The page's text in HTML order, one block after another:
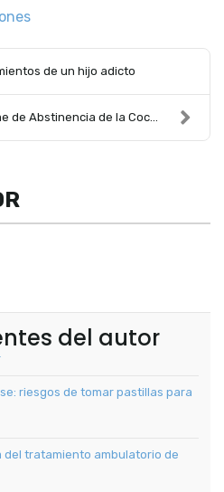
de un hijo adicto
de Abstinencia de la Coc...
del autor
riesgos de tomar pastillas para
del tratamiento ambulatorio de